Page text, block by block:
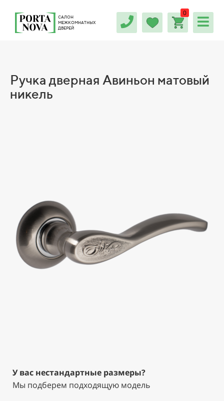
САЛОН
МЕЖКОМНАТНЫХ
ДВЕРЕЙ
0
Ручка дверная Авиньон матовый
никель
У вас нестандартные размеры?
Мы подберем подходящую модель